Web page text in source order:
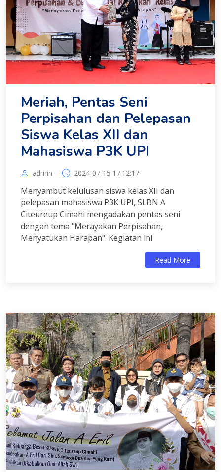
Meriah, Pentas Seni
Perpisahan dan Pelepasan
Siswa Kelas XII dan
Mahasiswa P3K UPI
admin 2024-07-15 17:12:17
Menyambut kelulusan siswa kelas XII dan
pelepasan mahasiswa P3K UPI, SLBN A
Citeureup Cimahi mengadakan pentas seni
dengan tema "Merayakan Perpisahan,
Menyatukan Harapan". Kegiatan ini
Read More